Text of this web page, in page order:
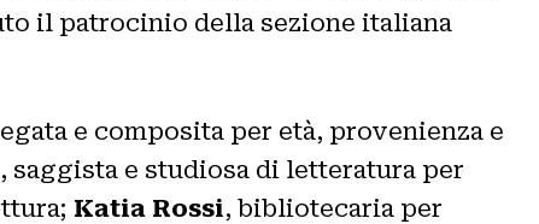
il patrocinio della sezione italiana
e composita per età, provenienza e
, saggista e studiosa di letteratura per
Katia Rossi, bibliotecaria per